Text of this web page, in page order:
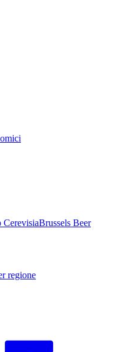
CerevisiaBrussels Beer
regione